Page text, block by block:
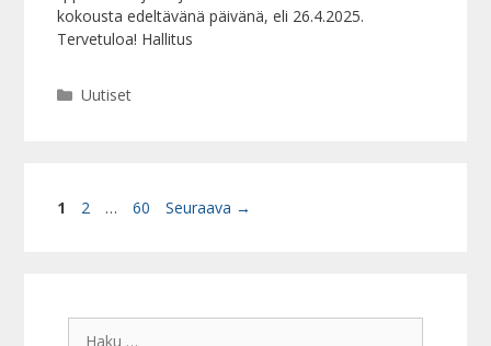
kokousta edeltävänä päivänä, eli 26.4.2025.
Tervetuloa! Hallitus
Kategoriat
Uutiset
Sivu
1 Sivu
2 … Sivu
60 Seuraava →
Haku: